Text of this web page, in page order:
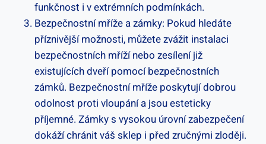
funkčnost i v extrémních podmínkách.
Bezpečnostní mříže a zámky: Pokud hledáte
příznivější možnosti, můžete zvážit instalaci
bezpečnostních mříží nebo zesílení již
existujících dveří pomocí bezpečnostních
zámků. Bezpečnostní mříže poskytují dobrou
odolnost proti vloupání a jsou esteticky
příjemné. Zámky s vysokou úrovní zabezpečení
dokáží chránit váš sklep i před zručnými zloději.